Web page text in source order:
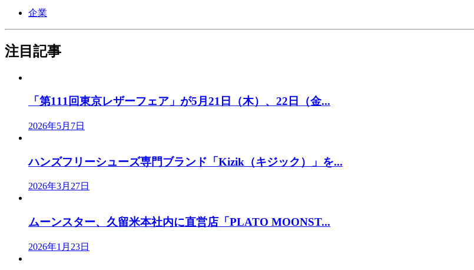
企業
注目記事
「第111回東京レザーフェア」が5月21日（木）、22日（金...
2026年5月7日
ハンズフリーシューズ専門ブランド「Kizik（キジック）」を...
2026年3月27日
ムーンスター、久留米本社内に直営店「PLATO MOONST...
2026年1月23日